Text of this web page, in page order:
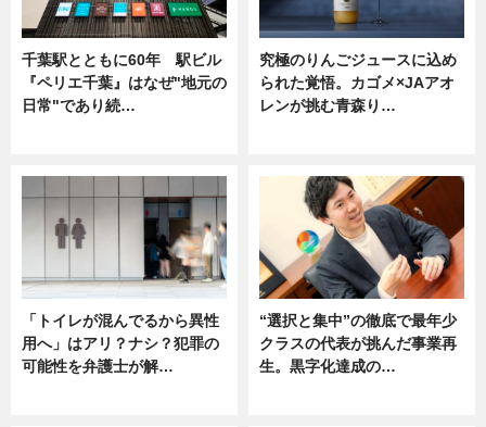
千葉駅とともに60年 駅ビル
『ペリエ千葉』はなぜ"地元の
日常"であり続…
究極のりんごジュースに込め
られた覚悟。カゴメ×JAアオ
レンが挑む青森り…
「トイレが混んでるから異性
用へ」はアリ？ナシ？犯罪の
可能性を弁護士が解…
“選択と集中”の徹底で最年少
クラスの代表が挑んだ事業再
生。黒字化達成の…